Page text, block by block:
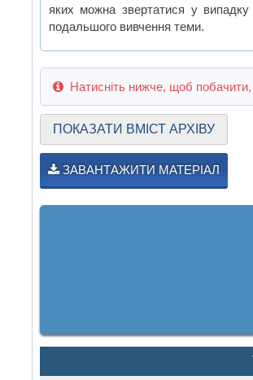
яких можна звертатися у
подальшого вивчення теми.
Натисніть нижче, щоб
ПОКАЗАТИ ВМІСТ АРХІВУ
ЗАВАНТАЖИТИ МАТЕРІАЛ